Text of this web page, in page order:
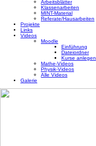
Arbeitsblätter
Klassenarbeiten
MINT-Material
Referate/Hausarbeiten
Projekte
Links
Videos
Moodle
Einführung
Dateiordner
Kurse anlegen
Mathe-Videos
Physik-Videos
Alle Videos
Galerie